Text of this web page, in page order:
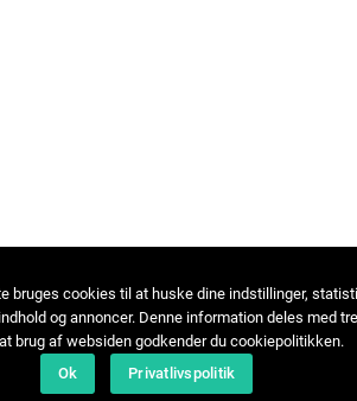
bruges cookies til at huske dine indstillinger,
og annoncer. Denne information deles med
brug af websiden godkender du cookiepolitikken.
Ok
Privatlivspolitik